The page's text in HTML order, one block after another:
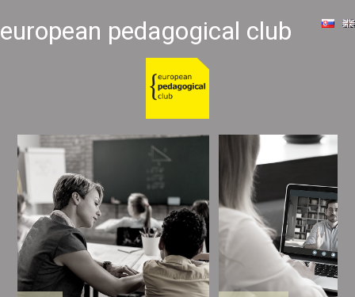
european pedagogical club